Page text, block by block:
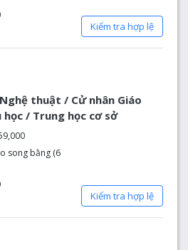
Kiểm tra hợp lệ
thuật / Cử nhân Giáo
học / Trung học cơ sở
song bằng (6
Kiểm tra hợp lệ